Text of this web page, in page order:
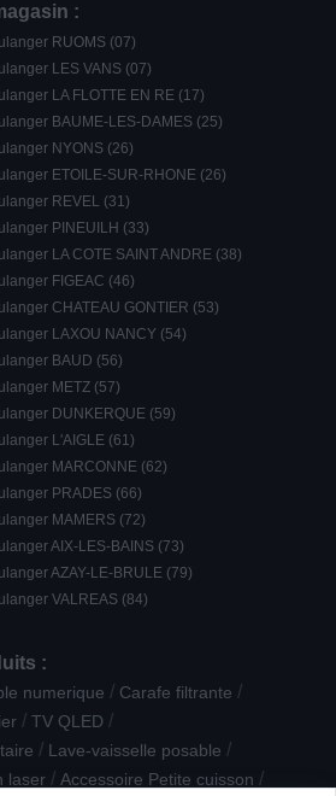
:
RUOMS (07)
LES VANS (07)
LA FLOTTE EN RE (17)
BAUME-LES-DAMES (25)
NYONS (26)
ETOILE-SUR-RHONE (26)
REVEL (31)
PINEUILH (33)
LA COTE SAINT ANDRE (38)
FIGEAC (46)
CHATEAU GONTIER (53)
LAXOU NANCY (54)
BAUD (56)
METZ (57)
DUNKERQUE (59)
L'AIGLE (61)
MARCONNE (62)
PRADES (66)
MAMERS (72)
AIX-LES-BAINS (73)
AZAY-LE-BRULE (79)
VALREAS (84)
:
numerique / Carafe filtrante /
/ TV QLED /
/ Lave-vaisselle posable /
laser / Accessoire Petite cuisson /